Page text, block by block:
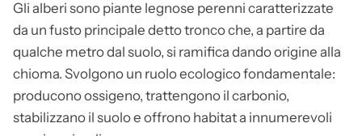
Gli alberi sono piante legnose perenni caratterizzate
da un fusto principale detto tronco che, a partire da
qualche metro dal suolo, si ramifica dando origine alla
chioma. Svolgono un ruolo ecologico fondamentale:
producono ossigeno, trattengono il carbonio,
stabilizzano il suolo e offrono habitat a innumerevoli